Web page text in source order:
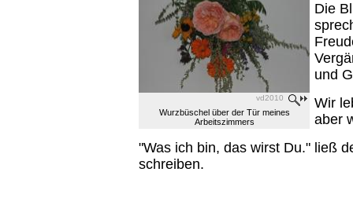
vd2010
Wurzbüschel über der Tür meines
Arbeitszimmers
Die
und
Wir
aber
"Was ich bin, das wirst Du." ließ
schreiben.